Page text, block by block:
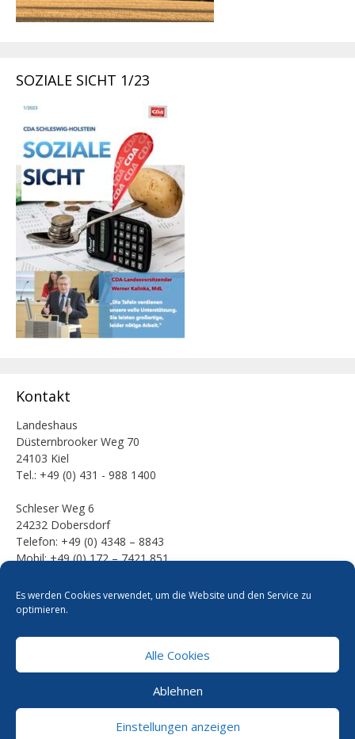
Es werden Cookies verwendet, um die Website und den Service zu
optimieren.
Alle Cookies
Ablehnen
Einstellungen anzeigen
SOZIALE SICHT 1/23
Kontakt
Landeshaus
Düsternbrooker Weg 70
24103 Kiel
Tel.: +49 (0) 431 - 988 1400
Schleser Weg 6
24232 Dobersdorf
Telefon: +49 (0) 4348 – 8843
Mobil: +49 (0) 172 – 7421 851
E-Mail:
mail [at] werner-kalinka [dot] de
Pressefotos Datenschutzerklärung
Cookie-Richtlinie